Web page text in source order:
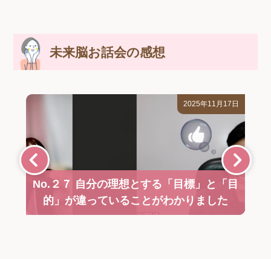
未来脳お話会の感想
2025年11月17日
No.２７ 自分の理想とする「目標」と「目
的」が違っていることがわかりました